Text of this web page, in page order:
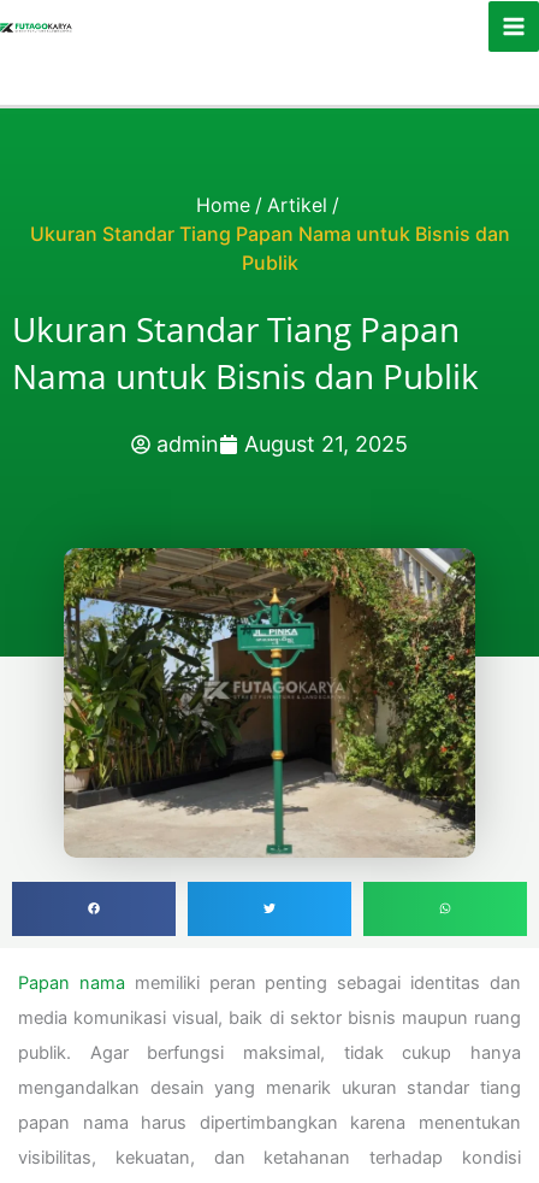
Home / Artikel /
Ukuran Standar Tiang Papan Nama untuk Bisnis dan
Publik
Ukuran Standar Tiang Papan
Nama untuk Bisnis dan Publik
admin August 21, 2025
Papan nama memiliki peran penting sebagai identitas dan
media komunikasi visual, baik di sektor bisnis maupun ruang
publik. Agar berfungsi maksimal, tidak cukup hanya
mengandalkan desain yang menarik ukuran standar tiang
papan nama harus dipertimbangkan karena menentukan
visibilitas, kekuatan, dan ketahanan terhadap kondisi